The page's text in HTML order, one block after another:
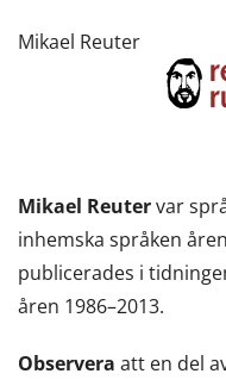
Mikael Reuter
Mikael Reutervar
inhemska språken
publicerades i
åren 1986–2013.
Observera att en del